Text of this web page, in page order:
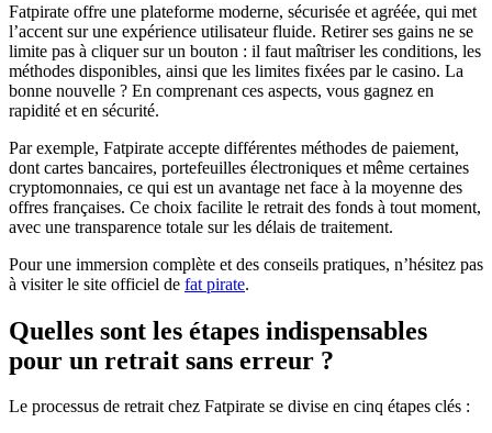
Fatpirate offre une plateforme moderne, sécurisée et agréée, qui met
l’accent sur une expérience utilisateur fluide. Retirer ses gains ne se
limite pas à cliquer sur un bouton : il faut maîtriser les conditions, les
méthodes disponibles, ainsi que les limites fixées par le casino. La
bonne nouvelle ? En comprenant ces aspects, vous gagnez en
rapidité et en sécurité.
Par exemple, Fatpirate accepte différentes méthodes de paiement,
dont cartes bancaires, portefeuilles électroniques et même certaines
cryptomonnaies, ce qui est un avantage net face à la moyenne des
offres françaises. Ce choix facilite le retrait des fonds à tout moment,
avec une transparence totale sur les délais de traitement.
Pour une immersion complète et des conseils pratiques, n’hésitez pas
à visiter le site officiel de fat pirate.
Quelles sont les étapes indispensables
pour un retrait sans erreur ?
Le processus de retrait chez Fatpirate se divise en cinq étapes clés :